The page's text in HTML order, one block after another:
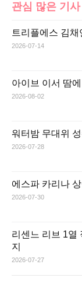
관심 많은 기사
트리플에스 김
2026-07-14
아이브 이서 땀
2026-08-02
워터밤 무대위
2026-07-28
에스파 카리나
2026-07-30
리센느 리브 1열
지
2026-07-27